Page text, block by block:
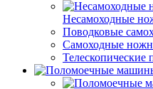
Несамоходные
Поводковые
Самоходные
Телескопические